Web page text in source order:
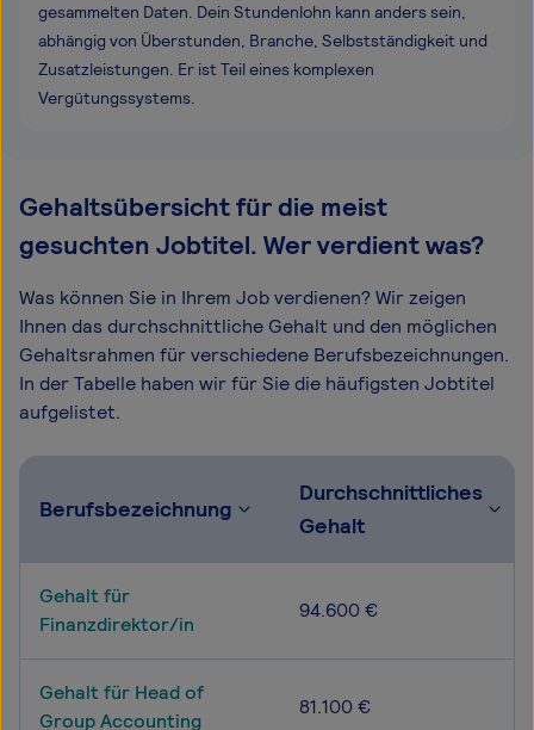
gesammelten Daten. Dein Stundenlohn kann anders sein,
abhängig von Überstunden, Branche, Selbstständigkeit und
Zusatzleistungen. Er ist Teil eines komplexen
Vergütungssystems.
Gehaltsübersicht für die meist
gesuchten Jobtitel. Wer verdient was?
Was können Sie in Ihrem Job verdienen? Wir zeigen
Ihnen das durchschnittliche Gehalt und den möglichen
Gehaltsrahmen für verschiedene Berufsbezeichnungen.
In der Tabelle haben wir für Sie die häufigsten Jobtitel
aufgelistet.
Berufsbezeichnung
Durchschnittliches
Gehalt
Gehalt für
Finanzdirektor/in
94.600 €
Gehalt für Head of
Group Accounting
81.100 €